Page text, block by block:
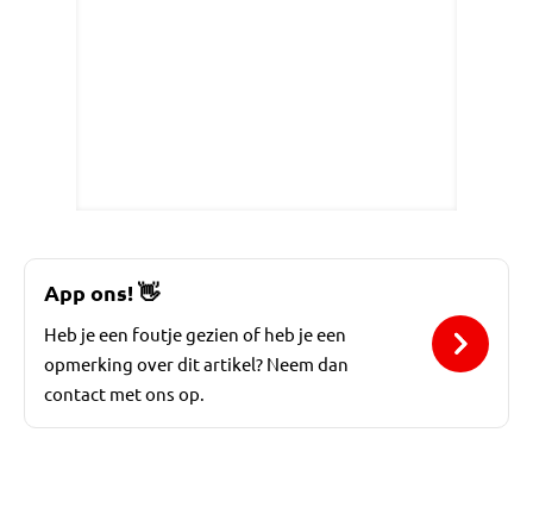
App ons!👋
Heb je een foutje gezien of heb je een
opmerking over dit artikel? Neem dan
contact met ons op.